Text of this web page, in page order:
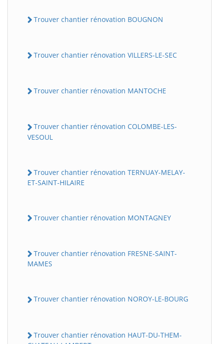
Trouver chantier rénovation BOUGNON
Trouver chantier rénovation VILLERS-LE-SEC
Trouver chantier rénovation MANTOCHE
Trouver chantier rénovation COLOMBE-LES-
VESOUL
Trouver chantier rénovation TERNUAY-MELAY-
ET-SAINT-HILAIRE
Trouver chantier rénovation MONTAGNEY
Trouver chantier rénovation FRESNE-SAINT-
MAMES
Trouver chantier rénovation NOROY-LE-BOURG
Trouver chantier rénovation HAUT-DU-THEM-
Assistant en ligne
BatiWebPro